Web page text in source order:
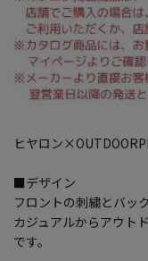
ヒヤロン
■デザイン
フロントの刺繍とバッ
カジュアルからアウト
です。